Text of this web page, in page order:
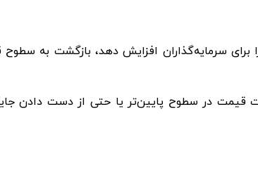
سرمایه‌گذاران افزایش دهد، بازگشت به سطوح
در سطوح پایین‌تر یا حتی از دست دادن